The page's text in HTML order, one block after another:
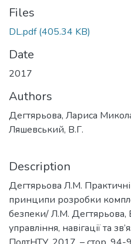
Files
DL.pdf(405.34 KB)
Date
2017
Authors
Дегтярьова, Лариса
Ляшевський, В.Г.
Description
Дегтярьова Л.М.
принципи розробки
безпеки/ Л.М.
управління, навігації та